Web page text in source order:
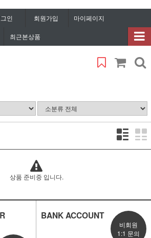
인 회원가입 마이페이지
최근본상품
상품 준비중 입니다.
BANK ACCOUNT
비회원
1:1 문의